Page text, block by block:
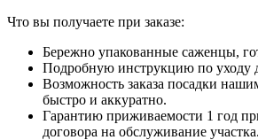
Что вы получаете при заказе:
Бережно упакованные саженцы,
Подробную инструкцию по уходу
Возможность заказа посадки
быстро и аккуратно.
Гарантию приживаемости 1 год
договора на обслуживание участка.